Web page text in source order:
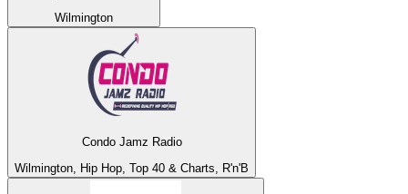
Wilmington
Condo Jamz Radio
Wilmington, Hip Hop, Top 40 & Charts, R'n'B